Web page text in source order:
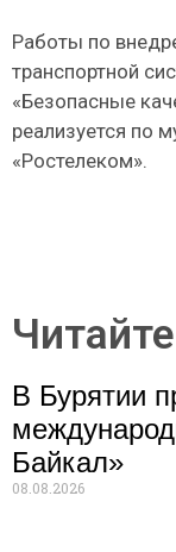
Работы по
транспортной
«Безопасные
реализуется по
«Ростелеком».
В Бурятии
Байкал»
08.08.2026